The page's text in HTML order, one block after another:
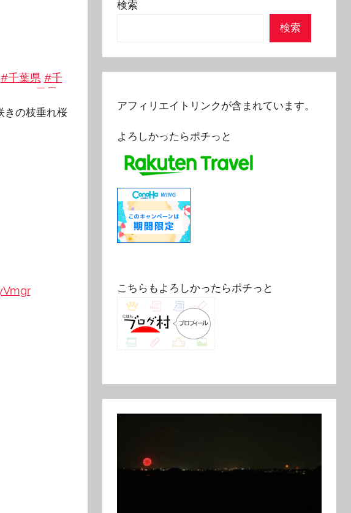
#千葉県 #千
#ちいき風景
きの枝垂れ桜
検索
検索
アフィリエイトリンクが含まれています。
よろしかったらポチっと
こちらもよろしかったらポチっと